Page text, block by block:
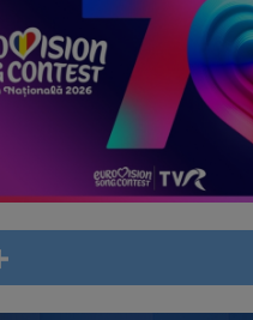
fiscală în Europa: Avertisment
de peste două decenii în ...